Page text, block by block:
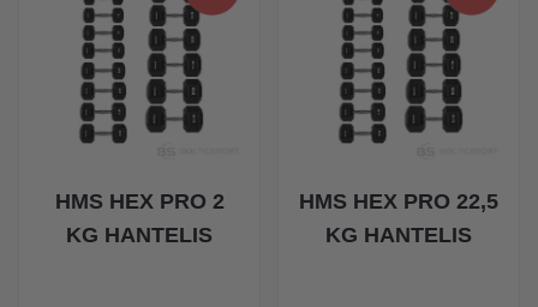
HMS HEX PRO 2
KG HANTELIS
HMS HEX PRO 22,5
KG HANTELIS